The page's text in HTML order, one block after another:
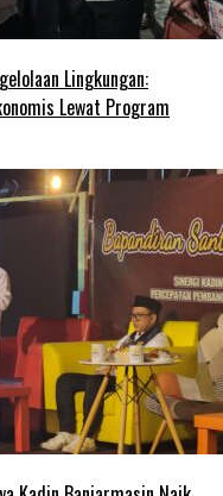
Lingkungan:
Lewat Program